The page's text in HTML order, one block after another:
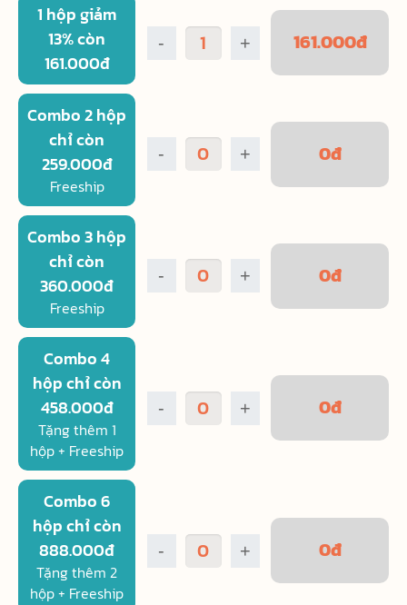
1 hộp giảm
13% còn
161.000đ
- + 161.000đ
Combo 2 hộp
chỉ còn
259.000đ
Freeship
- + 0đ
Combo 3 hộp
chỉ còn
360.000đ
Freeship
- + 0đ
Combo 4
hộp chỉ còn
458.000đ
Tặng thêm 1
hộp + Freeship
- + 0đ
Combo 6
hộp chỉ còn
888.000đ
Tặng thêm 2
hộp + Freeship
- + 0đ